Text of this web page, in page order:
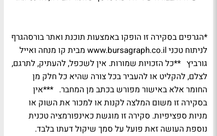
*הגרפים בסקירה זו הופקו באמצעות תוכנת ואתר בורסהגרף
לניתוח טכני www.bursagraph.co.il מבית קו מנחה ואייל
גורביץ **כל הזכויות שמורות. אין לשכפל, להעתיק, לתרגם,
לצלם, להקליט או להעביר בכל צורה שהיא כל חלק מן
החומר אלא באישור מפורש בכתב מן המחבר. ***אין
בסקירה זו משום המלצה לקנות או למכור את השוק או
מניות ספציפיות. סקירה זו מוגשת כאינפורמציה טכנית
נוספת העושה זאת פועל על סמך שיקול דעתו בלבד.